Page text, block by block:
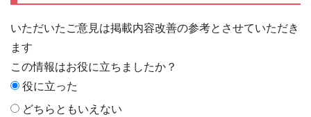
いただいたご意見は掲載内容改善の参考とさせていただき
ます
この情報はお役に立ちましたか？
役に立った
どちらともいえない